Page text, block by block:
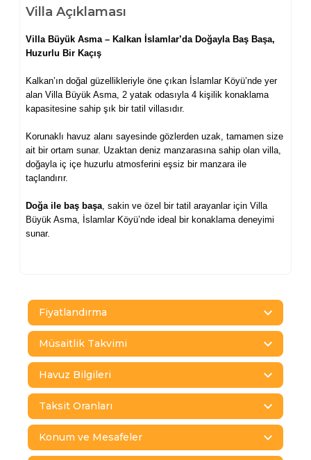
Villa Açıklaması
Villa Büyük Asma – Kalkan İslamlar’da Doğayla Baş Başa,
Huzurlu Bir Kaçış
Kalkan’ın doğal güzellikleriyle öne çıkan İslamlar Köyü’nde yer
alan Villa Büyük Asma, 2 yatak odasıyla 4 kişilik konaklama
kapasitesine sahip şık bir tatil villasıdır.
Korunaklı havuz alanı sayesinde gözlerden uzak, tamamen size
ait bir ortam sunar. Uzaktan deniz manzarasına sahip olan villa,
doğayla iç içe huzurlu atmosferini eşsiz bir manzara ile
taçlandırır.
Doğa ile baş başa, sakin ve özel bir tatil arayanlar için Villa
Büyük Asma, İslamlar Köyü’nde ideal bir konaklama deneyimi
sunar.
Fiyatlandırma
Müsaitlik Takvimi
Havuz Bilgileri
Taksit Oranları
Konum ve Mesafeler